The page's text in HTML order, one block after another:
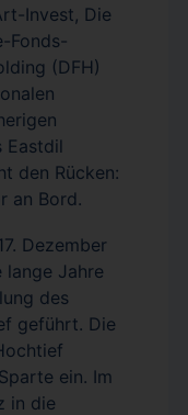
Invest, Die
Fonds-
(DFH)
Eastdil
den Rücken:
an Bord.
Dezember
lange Jahre
des
geführt. Die
ein. Im
in die